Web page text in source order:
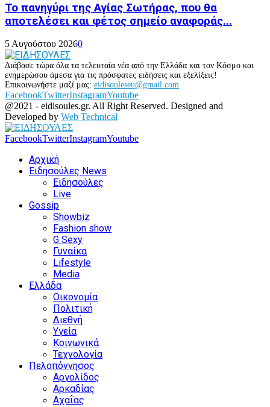
Το πανηγύρι της Αγίας Σωτήρας, που θα
αποτελέσει και φέτος σημείο αναφοράς...
5 Αυγούστου 20260
Διάβασε τώρα όλα τα τελευταία νέα από την Ελλάδα και τον Κόσμο και
ενημερώσου άμεσα για τις πρόσφατες ειδήσεις και εξελίξεις!
Επικοινωνήστε μαζί μας: eidisouleseu@gmail.com
FacebookTwitterInstagramYoutube
@2021 - eidisoules.gr. All Right Reserved. Designed and
Developed by Web Technical
FacebookTwitterInstagramYoutube
Αρχική
Ειδησούλες News
Ειδησούλες
Live
Gossip
Showbiz
Fashion show
G Sexy
Γυναίκα
Lifestyle
Media
Ελλάδα
Οικονομία
Πολιτική
Διεθνή
Υγεία
Κοινωνικά
Τεχνολογία
Πελοπόννησος
Αργολίδος
Αρκαδίας
Αχαΐας